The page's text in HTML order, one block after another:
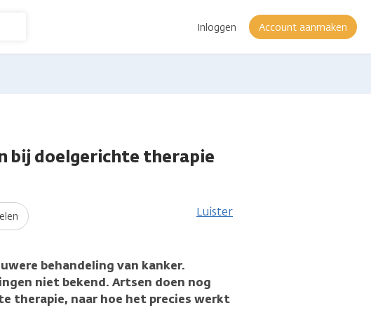
Inloggen Account aanmaken
bij doelgerichte therapie
Luister
behandeling van kanker.
niet bekend. Artsen doen nog
therapie, naar hoe het precies werkt